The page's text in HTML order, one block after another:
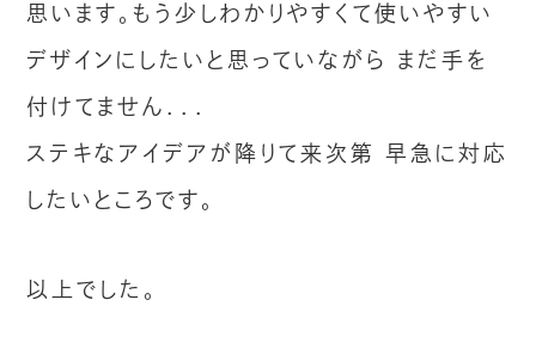
思います。もう少しわかりやすくて使いやすい
デザインにしたいと思っていながら まだ手を
付けてません．．．
ステキなアイデアが降りて来次第 早急に対応
したいところです。
以上でした。